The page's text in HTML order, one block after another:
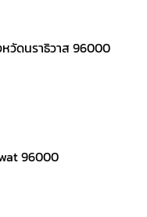
วัดนราธิวาส 96000
96000